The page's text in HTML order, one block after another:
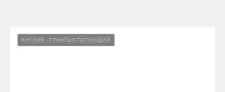
АНГЛИЯ ГРАНТЫ/СТИПЕНДИИ